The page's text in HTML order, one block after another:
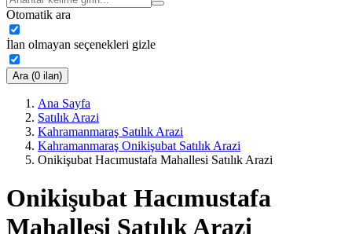
Otomatik ara
İlan olmayan seçenekleri gizle
Ara (0 ilan)
Ana Sayfa
Satılık Arazi
Kahramanmaraş Satılık Arazi
Kahramanmaraş Onikişubat Satılık Arazi
Onikişubat Hacımustafa Mahallesi Satılık Arazi
Onikişubat Hacımustafa
Mahallesi Satılık Arazi